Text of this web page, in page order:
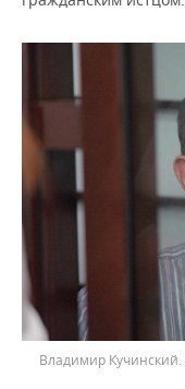
Владимир Кучинский.